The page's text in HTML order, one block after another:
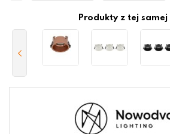
Produkty z tej samej